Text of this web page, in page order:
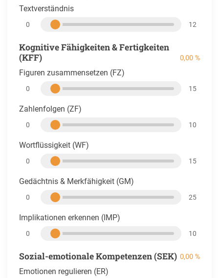
Textverständnis
0 12
Kognitive Fähigkeiten & Fertigkeiten
(KFF)
0,00 %
Figuren zusammensetzen (FZ)
0 15
Zahlenfolgen (ZF)
0 10
Wortflüssigkeit (WF)
0 15
Gedächtnis & Merkfähigkeit (GM)
0 25
Implikationen erkennen (IMP)
0 10
Sozial-emotionale Kompetenzen (SEK) 0,00 %
Emotionen regulieren (ER)